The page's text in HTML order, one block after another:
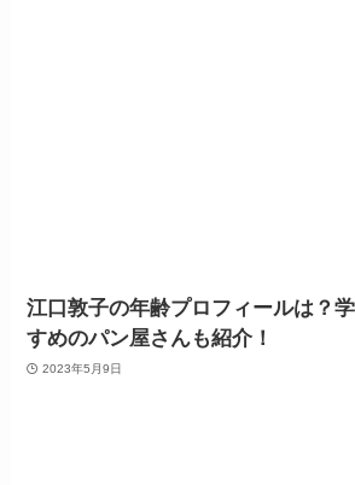
江口敦子の年齢プロフィールは？
すめのパン屋さんも紹介！
2023年5月9日